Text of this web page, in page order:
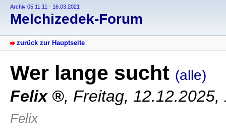
Archiv 05.11.11 - 16.03.2021
Melchizedek-Forum
zurück zur Hauptseite
Wer lange sucht (alle)
Felix , Freitag,
Felix